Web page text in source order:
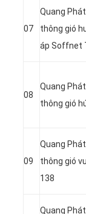
07
Quang
thông gió
áp Soffnet
08
Quang
thông gió
09
Quang
thông gió
138
Quang